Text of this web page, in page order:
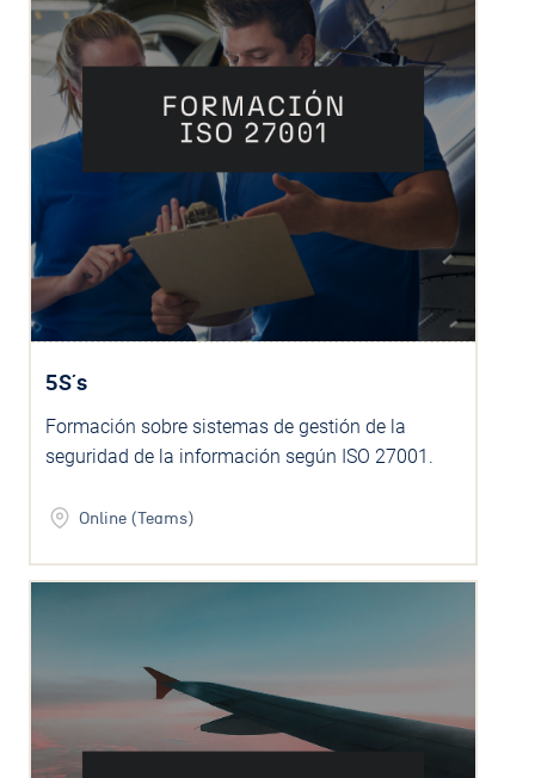
5S´s
Formación sobre sistemas de gestión de la
seguridad de la información según ISO 27001.
Online (Teams)